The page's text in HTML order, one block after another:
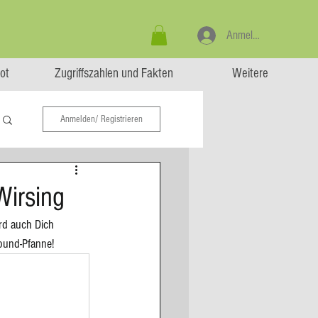
Zugriffszahlen und Fakten Weitere
Anmelden
Anmelden/ Registrieren
auch Dich
Pfanne!